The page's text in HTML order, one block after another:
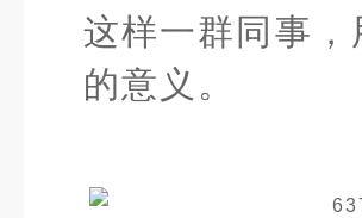
这样一群同事
的意义。